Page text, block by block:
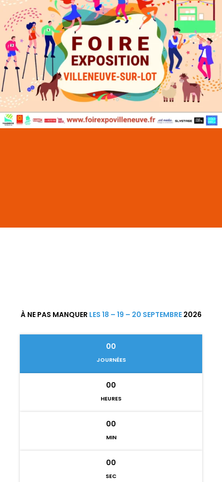
À NE PAS MANQUER LES 18 – 19 – 20 SEPTEMBRE 2026
00
JOURNÉES
00
HEURES
00
MIN
00
SEC